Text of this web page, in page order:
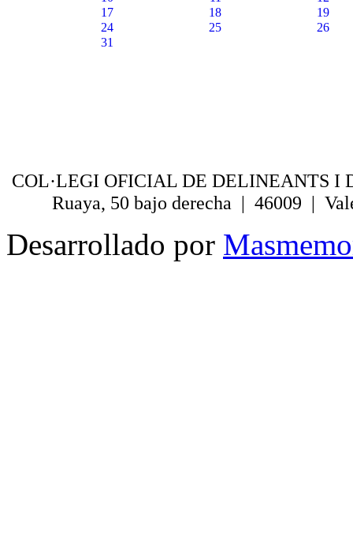
17
18
19
24
25
26
31
COL·LEGI OFICIAL DE DELINEANTS I
Ruaya, 50 bajo derecha | 46009 |
Desarrollado por